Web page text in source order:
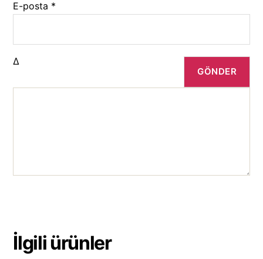
E-posta *
Δ
İlgili ürünler